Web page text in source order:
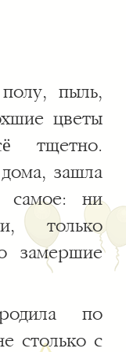
пыль,
цветы
тщетно.
зашла
ни
только
замершие
по
столько с